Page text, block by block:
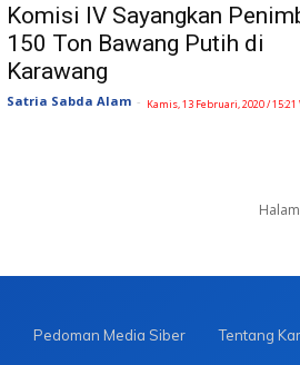
Komisi IV Sayangkan
150 Ton Bawang Putih di
Karawang
Satria Sabda Alam - Kamis, 13 Februari, 2020 / 15:21
Pedoman Media Siber Tentang